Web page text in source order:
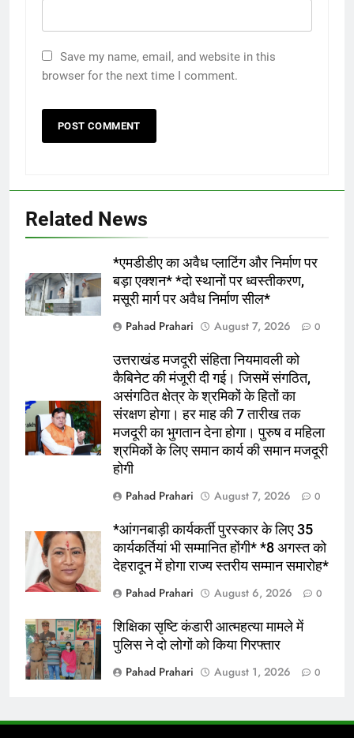
Save my name, email, and website in this
browser for the next time I comment.
Related News
*एमडीडीए का अवैध प्लाटिंग और निर्माण पर
बड़ा एक्शन* *दो स्थानों पर ध्वस्तीकरण,
मसूरी मार्ग पर अवैध निर्माण सील*
Pahad Prahari
August 7, 2026 0
उत्तराखंड मजदूरी संहिता नियमावली को
कैबिनेट की मंजूरी दी गई। जिसमें संगठित,
असंगठित क्षेत्र के श्रमिकों के हितों का
संरक्षण होगा। हर माह की 7 तारीख तक
मजदूरी का भुगतान देना होगा। पुरुष व महिला
श्रमिकों के लिए समान कार्य की समान मजदूरी
होगी
Pahad Prahari
August 7, 2026 0
*आंगनबाड़ी कार्यकर्ती पुरस्कार के लिए 35
कार्यकर्तियां भी सम्मानित होंगी* *8 अगस्त को
देहरादून में होगा राज्य स्तरीय सम्मान समारोह*
Pahad Prahari
August 6, 2026 0
शिक्षिका सृष्टि कंडारी आत्महत्या मामले में
पुलिस ने दो लोगों को किया गिरफ्तार
Pahad Prahari
August 1, 2026 0
5
पद पर पदोन्नत हुए कुंदन राम एसएसपी ने दी
शुभकामनाएं
उत्तराखंड
*नंदा की चौकी में 12 घंटे में लौटी रफ्तार, तेज
फैसलों और जवाबदेह शासन ने जीता लोगों का
भरोसा*
उत्तराखंड
भारी बारिश की चेतावनी , स्कूलों में अवकाश ,
अलर्ट रहे कर्मचारी
उत्तराखंड
*राजपुर रोड क्षेत्र के नागरिकों, संस्थाओं और
भू-स्वामियों ने दर्ज कराईं आपत्तियां व सुझाव,
उत्तराखंड
*एमडीडीए का अवैध प्लाटिंग और निर्माण पर